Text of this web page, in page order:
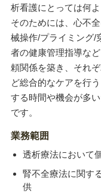
析看護にとっては何よ
そのためには、心不
械操作/プライミング/
者の健康管理指導な
頼関係を築き、それ
ど総合的なケアを行
する時間や機会が多
です。
業務範囲
透析療法において
腎不全療法に関す
供